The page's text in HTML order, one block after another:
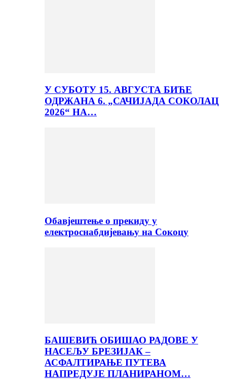
У СУБОТУ 15. АВГУСТА БИЋЕ
ОДРЖАНА 6. „САЧИЈАДА СОКОЛАЦ
2026“ НА…
Обавјештење о прекиду у
електроснабдијевању на Сокоцу
БАШЕВИЋ ОБИШАО РАДОВЕ У
НАСЕЉУ БРЕЗИЈАК –
АСФАЛТИРАЊЕ ПУТЕВА
НАПРЕДУЈЕ ПЛАНИРАНОМ…